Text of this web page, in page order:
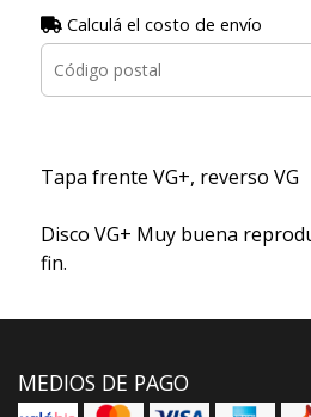
Calculá el costo de envío
Tapa frente VG+, reverso VG
Disco VG+ Muy buena
fin.
MEDIOS DE PAGO